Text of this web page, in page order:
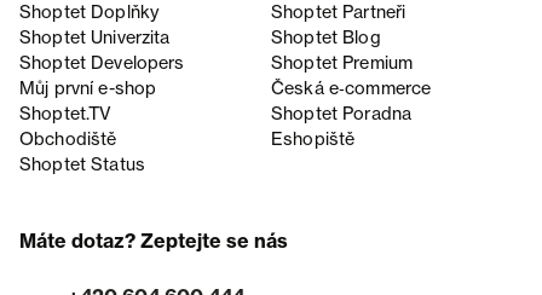
Shoptet Doplňky
Shoptet Partneři
Shoptet Univerzita
Shoptet Blog
Shoptet Developers
Shoptet Premium
Můj první e-shop
Česká e‑commerce
Shoptet.TV
Shoptet Poradna
Obchodiště
Eshopiště
Shoptet Status
Máte dotaz? Zeptejte se nás